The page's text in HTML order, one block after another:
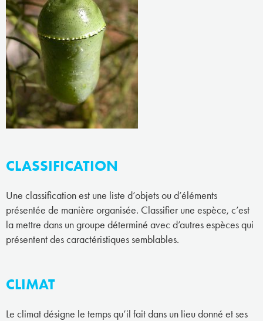
CLASSIFICATION
Une classification est une liste d’objets ou d’éléments
présentée de manière organisée. Classifier une espèce, c’est
la mettre dans un groupe déterminé avec d’autres espèces qui
présentent des caractéristiques semblables.
CLIMAT
Le climat désigne le temps qu’il fait dans un lieu donné et ses